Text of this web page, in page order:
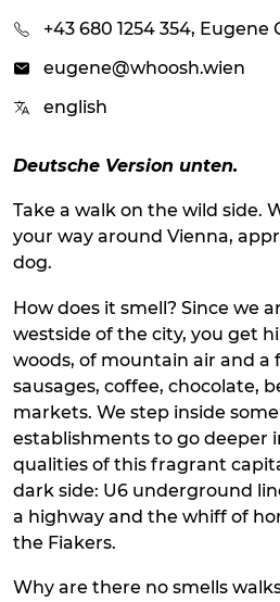
+43 680 1254 354, Eugene
eugene@whoosh.wien
english
Deutsche Version unten.
Take a walk on the wild side.
your way around Vienna,
dog.
How does it smell? Since we
westside of the city, you get
woods, of mountain air and a
sausages, coffee, chocolate,
markets. We step inside
establishments to go deeper
qualities of this fragrant
dark side: U6 underground
a highway and the whiff of
the Fiakers.
Why are there no smells